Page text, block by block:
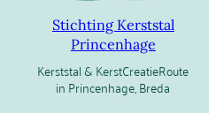
Stichting Kerststal
Princenhage
Kerststal & KerstCreatieRoute
in Princenhage, Breda